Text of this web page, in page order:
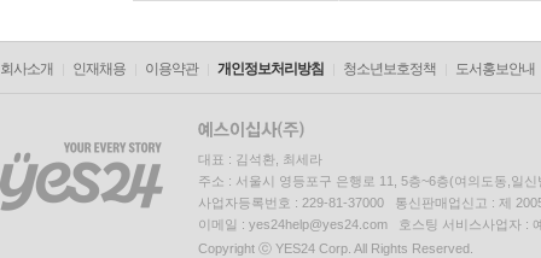
회사소개 인재채용 이용약관 개인정보처리방침 청소년보호정책 도서홍보안내
대표 : 김석환, 최세라
주소 : 서울시 영등포구 은행로 11, 5층~6층(여의도동,일신
사업자등록번호 : 229-81-37000 통신판매업신고 : 제
이메일 : yes24help@yes24.com 호스팅 서비스사업자 :
Copyright ⓒ YES24 Corp. All Rights Reserved.